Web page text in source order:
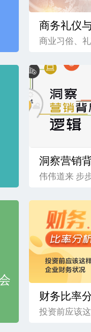
商务礼仪
商业习俗、
洞察营销
伟伟道来 步
财务比率
投资前应该